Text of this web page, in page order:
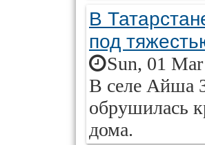
В
под
Sun, 01
В селе Айша
обрушилась
дома.